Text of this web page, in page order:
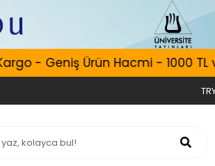
- Geniş Ürün Hacmi - 1000 TL ve